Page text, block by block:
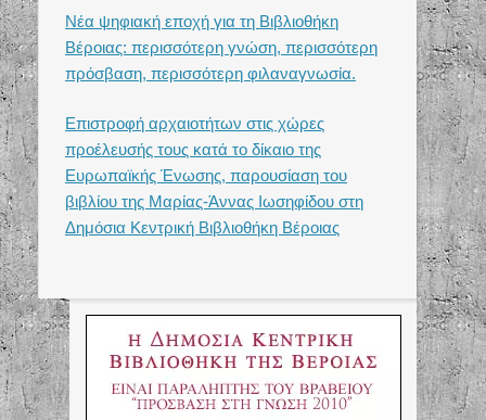
Νέα ψηφιακή εποχή για τη Βιβλιοθήκη
Βέροιας: περισσότερη γνώση, περισσότερη
πρόσβαση, περισσότερη φιλαναγνωσία.
Επιστροφή αρχαιοτήτων στις χώρες
προέλευσής τους κατά το δίκαιο της
Ευρωπαϊκής Ένωσης, παρουσίαση του
βιβλίου της Μαρίας-Άννας Ιωσηφίδου στη
Δημόσια Κεντρική Βιβλιοθήκη Βέροιας